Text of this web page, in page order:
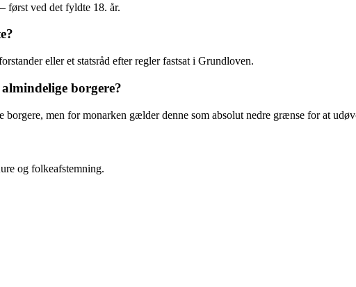
først ved det fyldte 18. år.
eller et statsråd efter regler fastsat i Grundloven.
borgere?
men for monarken gælder denne som absolut nedre grænse for at
og folkeafstemning.